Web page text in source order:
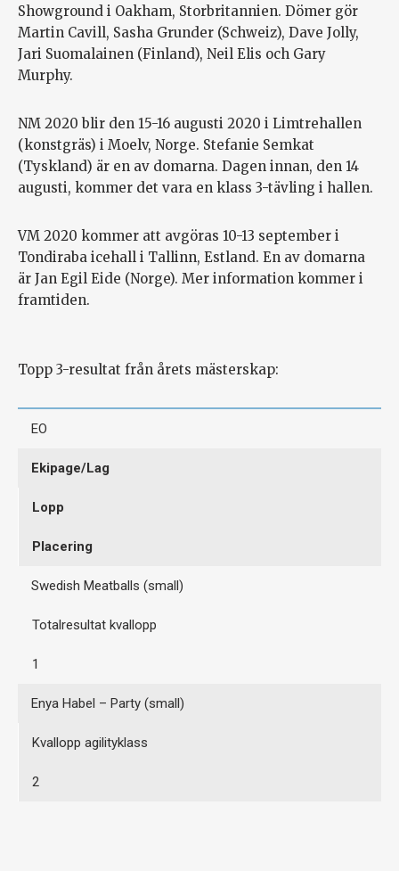
Showground i Oakham, Storbritannien. Dömer gör
Martin Cavill, Sasha Grunder (Schweiz), Dave Jolly,
Jari Suomalainen (Finland), Neil Elis och Gary
Murphy.
NM 2020 blir den 15-16 augusti 2020 i Limtrehallen
(konstgräs) i Moelv, Norge. Stefanie Semkat
(Tyskland) är en av domarna. Dagen innan, den 14
augusti, kommer det vara en klass 3-tävling i hallen.
VM 2020 kommer att avgöras 10-13 september i
Tondiraba icehall i Tallinn, Estland. En av domarna
är Jan Egil Eide (Norge). Mer information kommer i
framtiden.
Topp 3-resultat från årets mästerskap:
EO
Ekipage/Lag
Lopp
Placering
Swedish Meatballs (small)
Totalresultat kvallopp
1
Enya Habel – Party (small)
Kvallopp agilityklass
2